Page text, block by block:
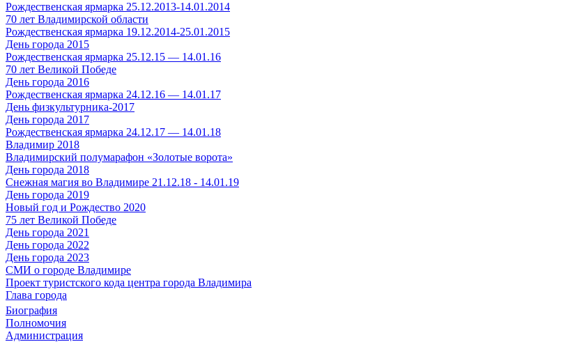
Рождественская ярмарка 25.12.2013-14.01.2014
70 лет Владимирской области
Рождественская ярмарка 19.12.2014-25.01.2015
День города 2015
Рождественская ярмарка 25.12.15 — 14.01.16
70 лет Великой Победе
День города 2016
Рождественская ярмарка 24.12.16 — 14.01.17
День физкультурника-2017
День города 2017
Рождественская ярмарка 24.12.17 — 14.01.18
Владимир 2018
Владимирский полумарафон «Золотые ворота»
День города 2018
Снежная магия во Владимире 21.12.18 - 14.01.19
День города 2019
Новый год и Рождество 2020
75 лет Великой Победе
День города 2021
День города 2022
День города 2023
СМИ о городе Владимире
Проект туристского кода центра города Владимира
Глава города
Биография
Полномочия
Администрация